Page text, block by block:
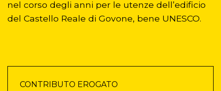
nel corso degli anni per le utenze dell’edificio
del Castello Reale di Govone, bene UNESCO.
CONTRIBUTO EROGATO